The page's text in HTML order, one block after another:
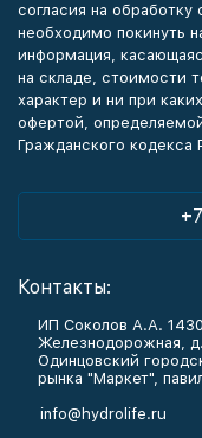
согласия на обработку
необходимо покинуть
информация,
на складе, стоимости
характер и ни при
офертой,
Гражданского кодекса
Контакты:
ИП Соколов А.А.
Железнодорожная,
Одинцовский
рынка "Маркет",
info@hydrolife.ru